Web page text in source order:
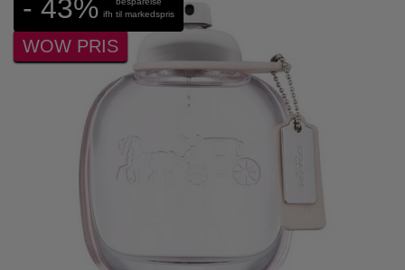
- 43% ifh til markedspris
WOW PRIS